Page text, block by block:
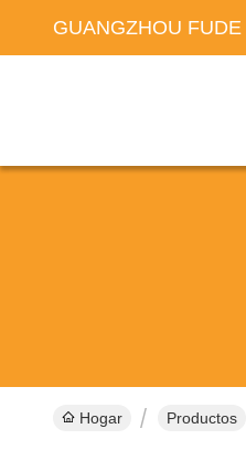
GUANGZHOU
Hogar Productos